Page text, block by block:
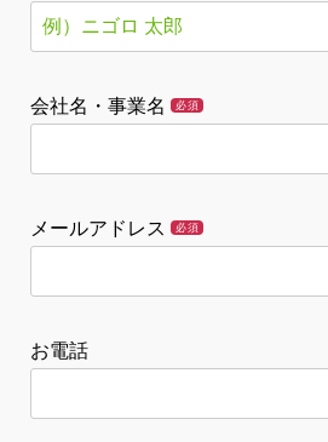
会社名・事業名 必須
メールアドレス 必須
お電話